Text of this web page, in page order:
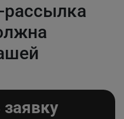
-рассылка